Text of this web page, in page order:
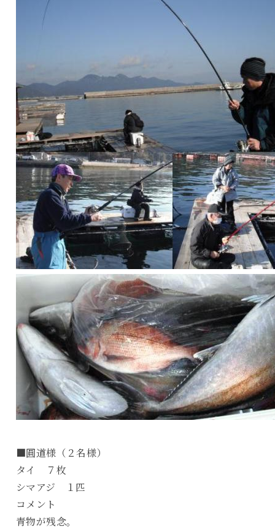
■圓道様（２名様）
タイ ７枚
シマアジ １匹
コメント
青物が残念。